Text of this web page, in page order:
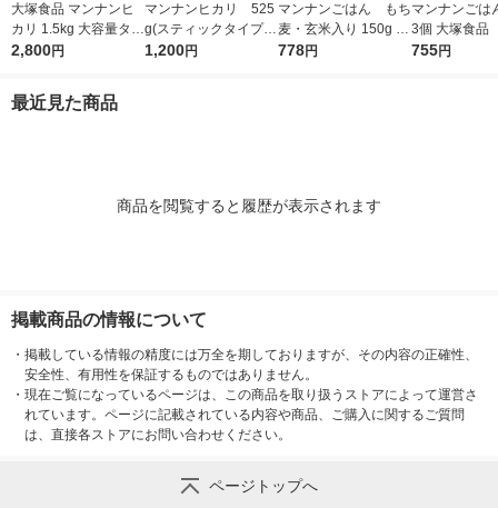
大塚食品 マンナンヒ
カリ 1.5kg 大容量タイ
プ (通販用)
2,800円
マンナンヒカリ 525
g(スティックタイプ)
1パック（75g×7本
1,200円
マンナンごはん もち
麦・玄米入り 150g 3
個 大塚食品
778円
マンナンごは
3個 大塚食品
755円
最近見た商品
商品を閲覧すると履歴が表示されます
掲載商品の情報について
・ 掲載している情報の精度には万全を期しておりますが、その内容の正確性、
安全性、有用性を保証するものではありません。
・ 現在ご覧になっているページは、この商品を取り扱うストアによって運営さ
れています。ページに記載されている内容や商品、ご購入に関するご質問
は、直接各ストアにお問い合わせください。
ページトップへ